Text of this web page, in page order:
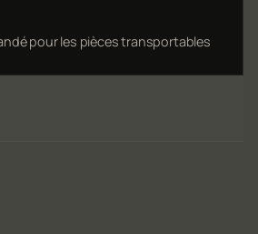
pour les pièces transportables